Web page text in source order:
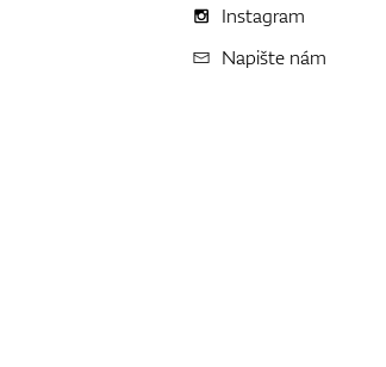
Instagram
Napište nám